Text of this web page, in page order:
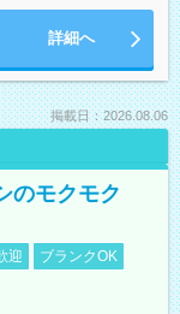
詳細へ
掲載日：2026.08.06
のモクモク
迎
ブランクOK